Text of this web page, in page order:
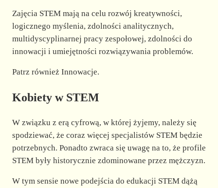
Zajęcia STEM mają na celu rozwój kreatywności,
logicznego myślenia, zdolności analitycznych,
multidyscyplinarnej pracy zespołowej, zdolności do
innowacji i umiejętności rozwiązywania problemów.
Patrz również Innowacje.
Kobiety w STEM
W związku z erą cyfrową, w której żyjemy, należy się
spodziewać, że coraz więcej specjalistów STEM będzie
potrzebnych. Ponadto zwraca się uwagę na to, że profile
STEM były historycznie zdominowane przez mężczyzn.
W tym sensie nowe podejścia do edukacji STEM dążą